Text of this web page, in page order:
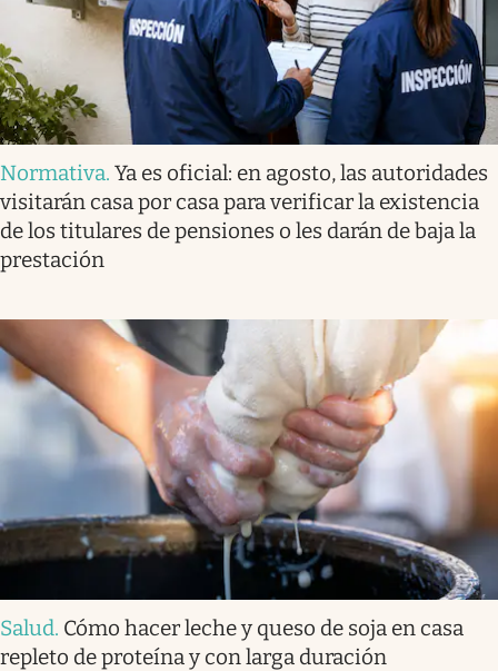
Normativa. Ya es oficial: en agosto, las autoridades
visitarán casa por casa para verificar la existencia
de los titulares de pensiones o les darán de baja la
prestación
Salud. Cómo hacer leche y queso de soja en casa
repleto de proteína y con larga duración